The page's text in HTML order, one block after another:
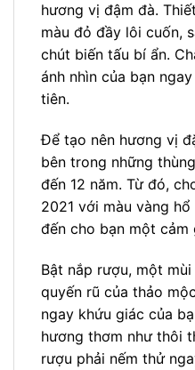
hương vị đậm đà.
màu đỏ đầy lôi cuốn,
chút biến tấu bí ẩn.
ánh nhìn của bạn
tiên.
Để tạo nên hương vị
bên trong những
đến 12 năm. Từ đó,
2021 với màu vàng
đến cho bạn một cảm
Bật nắp rượu, một
quyến rũ của thảo
ngay khứu giác của
hương thơm như thôi
rượu phải nếm thử